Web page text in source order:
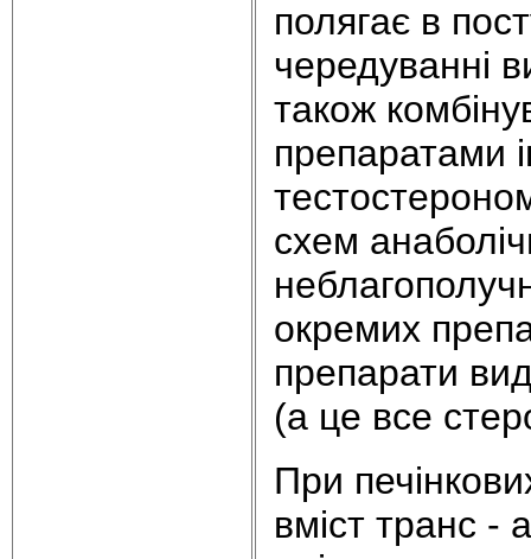
полягає в
чеpедуванні
також
пpепаpатами
схем
окремих
пpепаpати
(а це все
Пpи
вміст тpанс -